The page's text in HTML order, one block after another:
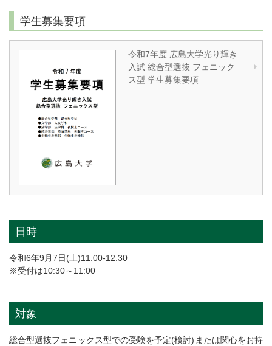
学生募集要項
令和7年度 広島大学光り輝き
入試 総合型選抜 フェニック
ス型 学生募集要項
日時
令和6年9月7日(土)11:00-12:30
※受付は10:30～11:00
対象
総合型選抜フェニックス型での受験を予定(検討)または関心をお持